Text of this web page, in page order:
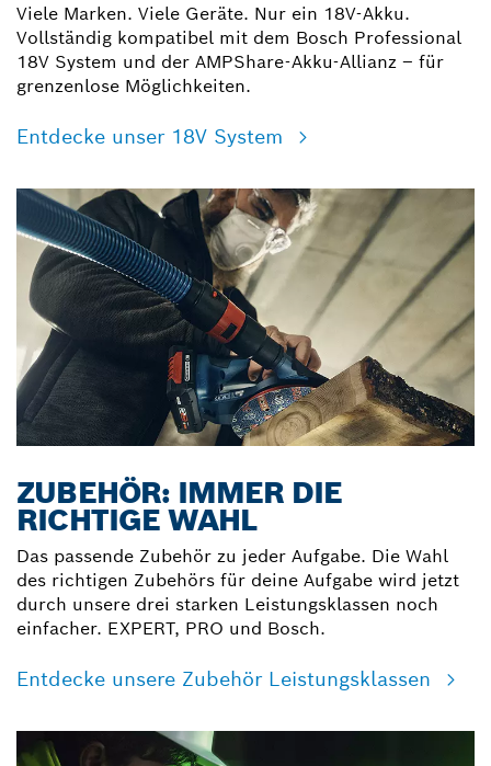
Viele Marken. Viele Geräte. Nur ein 18V-Akku.
Vollständig kompatibel mit dem Bosch Professional
18V System und der AMPShare-Akku-Allianz – für
grenzenlose Möglichkeiten.
Entdecke unser 18V System
ZUBEHÖR: IMMER DIE
RICHTIGE WAHL
Das passende Zubehör zu jeder Aufgabe. Die Wahl
des richtigen Zubehörs für deine Aufgabe wird jetzt
durch unsere drei starken Leistungsklassen noch
einfacher. EXPERT, PRO und Bosch.
Entdecke unsere Zubehör Leistungsklassen